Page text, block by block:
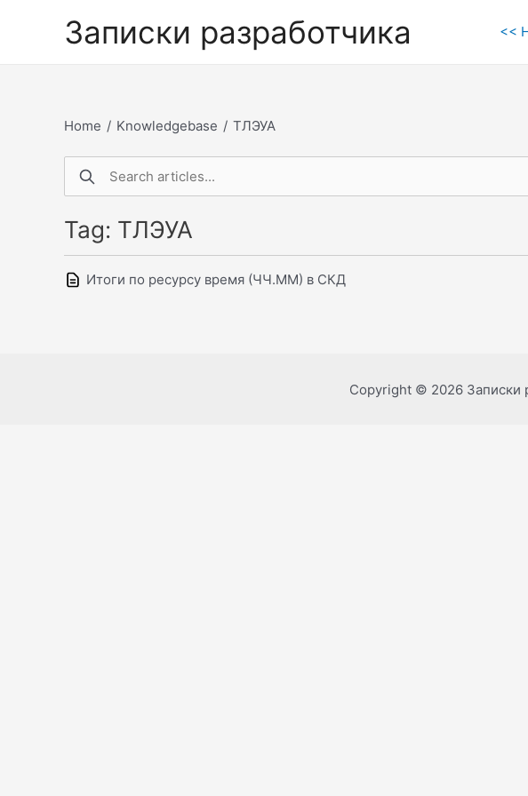
Записки разработчика <<
Home / Knowledgebase / ТЛЭУА
Tag: ТЛЭУА
Итоги по ресурсу время (ЧЧ.ММ) в СКД
Copyright © 2026 Записки